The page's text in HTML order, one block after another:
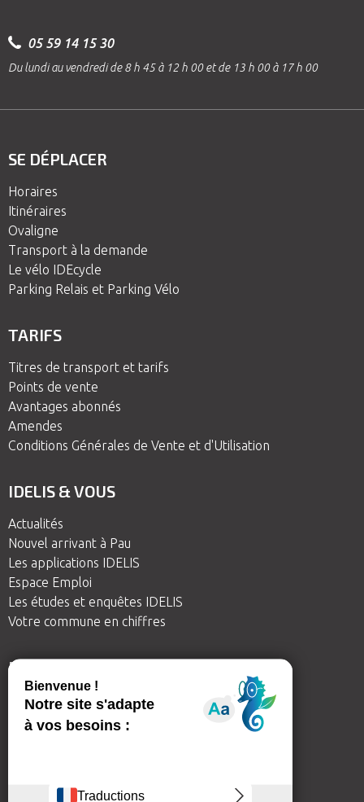
05 59 14 15 30
Du lundi au vendredi de 8 h 45 à 12 h 00 et de 13 h 00 à 17 h 00
SE DÉPLACER
Horaires
Itinéraires
Ovaligne
Transport à la demande
Le vélo IDEcycle
Parking Relais et Parking Vélo
TARIFS
Titres de transport et tarifs
Points de vente
Avantages abonnés
Amendes
Conditions Générales de Vente et d'Utilisation
IDELIS & VOUS
Actualités
Nouvel arrivant à Pau
Les applications IDELIS
Espace Emploi
Les études et enquêtes IDELIS
Votre commune en chiffres
BESOIN D'AIDE
IDELIS me guide
Nous contacter